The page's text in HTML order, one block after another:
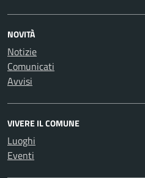
NOVITÀ
Notizie
Comunicati
Avvisi
VIVERE IL COMUNE
Luoghi
Eventi